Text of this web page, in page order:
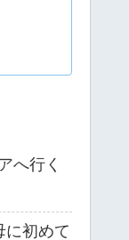
へ行く
に初めて